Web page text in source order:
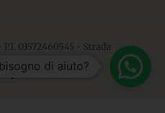
03572460545 • Strada
PGdi aiuto?